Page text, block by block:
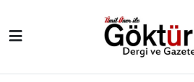
Eyüpsultan Hava Durumu